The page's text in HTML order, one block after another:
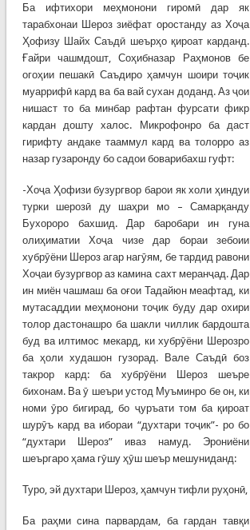
Ба ифтихори меҳмонони гиромӣ дар як
тарабхонаи Шероз зиёфат оростанду аз Хоҷа
Ҳофизу Шайх Саъдӣ шеърҳо қироат карданд.
Ғайри чашмдошт, Соҳибназар Раҳмонов бе
огоҳии пешакӣ Саъдиро ҳамчун шоири тоҷик
муаррифӣ кард ва ба вай сухан доданд. Аз ҷои
нишаст то ба минбар рафтан фурсати фикр
кардан дошту халос. Микрофонро ба даст
гирифту андаке тааммул кард ва толорро аз
назар гузаронду бо садои боварибахш гуфт:
-Хоҷа Ҳофизи бузургвор барои як холи ҳиндуи
турки шерозӣ ду шаҳри мо – Самарқанду
Бухороро бахшид. Дар баробари ин гуна
олиҳиматии Хоҷа чизе дар бораи зебоии
хубрӯёни Шероз агар нагӯям, бе тардид равони
Хоҷаи бузургвор аз камина сахт меранҷад. Дар
ин миён чашмаш ба оғои Тадайюн меафтад, ки
мутасаддии меҳмонони тоҷик буду дар охири
толор дастонашро ба шакли чиллик бардошта
буд ва илтимос мекард, ки хубрӯёни Шерозро
ба ҳоли худашон гузорад. Вале Саъдӣ боз
такрор кард: ба хубрӯёни Шероз шеъре
бихонам. Ва ӯ шеъри устод Муъминро бе он, ки
номи ӯро бигирад, бо ҷуръати том ба қироат
шурӯъ кард ва ибораи “духтари тоҷик”- ро бо
“духтари Шероз” иваз намуд. Эрониёни
шеъргаро ҳама гӯшу ҳӯш шеър мешуниданд:
Туро, эй духтари Шероз, ҳамчун тифли руҳонӣ,
Ба раҳми сина парвардам, ба гардан тавқи